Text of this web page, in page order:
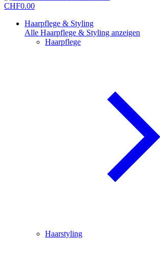
CHF0.00
Haarpflege & Styling
Alle Haarpflege & Styling anzeigen
Haarpflege
Haarstyling